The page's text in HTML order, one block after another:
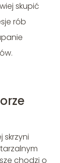
skupić
rób
skrzyni
chodzi o